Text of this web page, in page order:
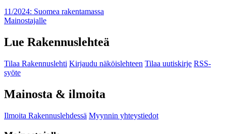
11/2024: Suomea rakentamassa
Mainostajalle
Lue Rakennuslehteä
Tilaa Rakennuslehti Kirjaudu näköislehteen Tilaa uutiskirje RSS-
syöte
Mainosta & ilmoita
Ilmoita Rakennuslehdessä Myynnin yhteystiedot